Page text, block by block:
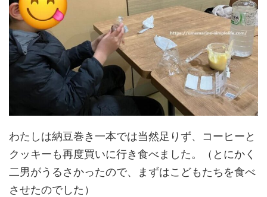
わたしは納豆巻き一本では当然足りず、コーヒーと
クッキーも再度買いに行き食べました。（とにかく
二男がうるさかったので、まずはこどもたちを食べ
させたのでした）